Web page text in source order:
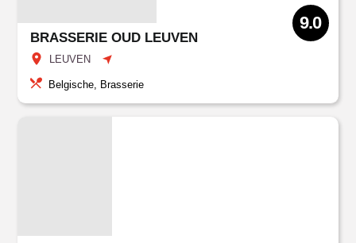
BRASSERIE OUD LEUVEN
LEUVEN
9.0
Belgische, Brasserie